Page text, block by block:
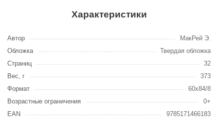
Характеристики
Автор
МакРей Э.
Обложка
Твердая обложка
Страниц
32
Вес, г
373
Формат
60x84/8
Возрастные ограничения
0+
EAN
9785171466183